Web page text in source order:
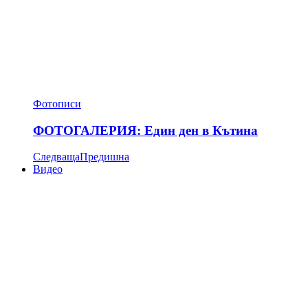
Фотописи
ФОТОГАЛЕРИЯ: Един ден в Кътина
СледващаПредишна
Видео